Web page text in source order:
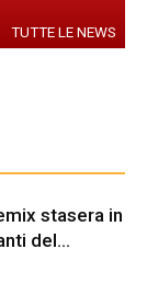
TUTTE LE NEWS
stasera in
del...